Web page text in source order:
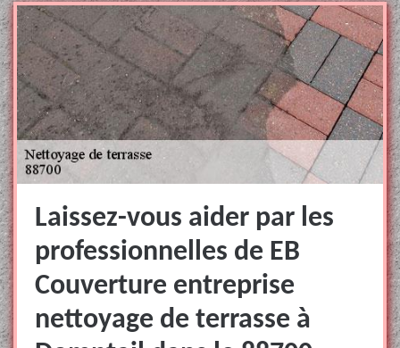
Laissez-vous aider par les
professionnelles de EB
Couverture entreprise
nettoyage de terrasse à